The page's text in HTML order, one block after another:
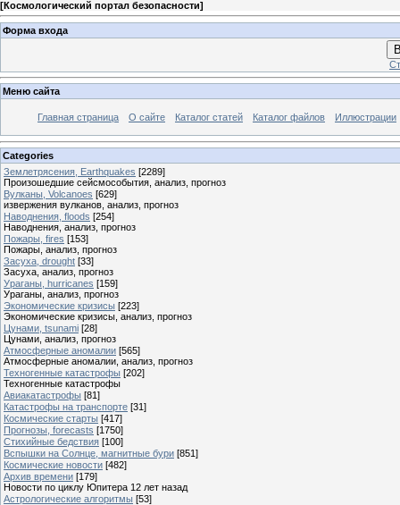
[Космологический портал безопасности]
Форма входа
Меню сайта
Главная страница О сайте Каталог статей Каталог файлов Иллюстрации
Categories
Землетрясения, Earthquakes [2289]
Произошедшие сейсмособытия, анализ, прогноз
Вулканы, Volcanoes [629]
извержения вулканов, анализ, прогноз
Наводнения, floods [254]
Наводнения, анализ, прогноз
Пожары, fires [153]
Пожары, анализ, прогноз
Засуха, drought [33]
Засуха, анализ, прогноз
Ураганы, hurricanes [159]
Ураганы, анализ, прогноз
Экономические кризисы [223]
Экономические кризисы, анализ, прогноз
Цунами, tsunami [28]
Цунами, анализ, прогноз
Атмосферные аномалии [565]
Атмосферные аномалии, анализ, прогноз
Техногенные катастрофы [202]
Техногенные катастрофы
Авиакатастрофы [81]
Катастрофы на транспорте [31]
Космические старты [417]
Прогнозы, forecasts [1750]
Стихийные бедствия [100]
Вспышки на Солнце, магнитные бури [851]
Космические новости [482]
Архив времени [179]
Новости по циклу Юпитера 12 лет назад
Астрологические алгоритмы [53]